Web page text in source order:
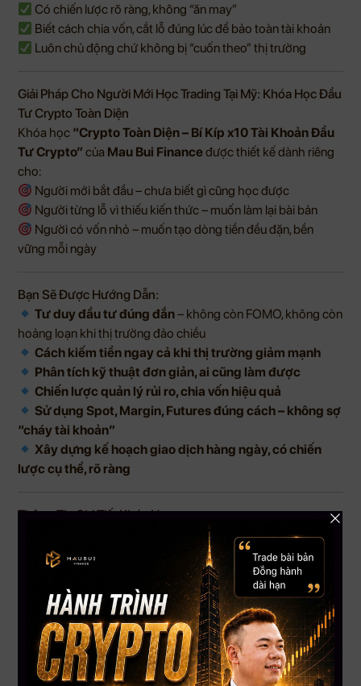
Có chiến lược rõ ràng, không “ăn may”
Biết cách chia vốn, cắt lỗ đúng lúc để bảo toàn tài khoản
Luôn chủ động chứ không bị “cuốn theo” thị trường
Giải Pháp Cho Người Mới Học Trading Tại Mỹ: Khóa Học Đầu
Tư Crypto Toàn Diện
Khóa học “Crypto Toàn Diện – Bí Kíp x10 Tài Khoản Đầu
Tư Crypto” của Mau Bui Financeđược thiết kế dành riêng
cho:
Người mới bắt đầu – chưa biết gì cũng học được
Người từng lỗ vì thiếu kiến thức – muốn làm lại bài bản
Người có vốn nhỏ – muốn tạo dòng tiền đều đặn, bền
vững mỗi ngày
Bạn Sẽ Được Hướng Dẫn:
Tư duy đầu tư đúng đắn– không còn FOMO, không còn
hoảng loạn khi thị trường đảo chiều
Cách kiếm tiền ngay cả khi thị trường giảm mạnh
Phân tích kỹ thuật đơn giản, ai cũng làm được
Chiến lược quản lý rủi ro, chia vốn hiệu quả
Sử dụng Spot, Margin, Futures đúng cách – không sợ
“cháy tài khoản”
Xây dựng kế hoạch giao dịch hàng ngày, có chiến
lược cụ thể, rõ ràng
Thông Tin Chi Tiết Khóa Học:
: 06/06/2025 – Học trực tiếp (LIVE) cùng
CEO Mau Bui
Lịch học
: 9:30PM – 11:30PM (New York Time)
Học lại video : Mọi lúc mọi nơi qua App Mau Bui Finance
Hỗ trợ 24/7
– Tư vấn trực tiếp, giải đáp bài tập, theo sát
từng học viên
Người Mới Không Nên Đầu Tư Một Mình – Hãy Bắt Đầu Với